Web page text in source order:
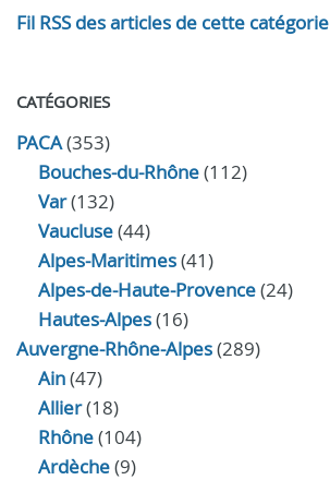
Fil RSS des articles de cette catégorie
CATÉGORIES
PACA(353)
Bouches-du-Rhône(112)
Var(132)
Vaucluse(44)
Alpes-Maritimes(41)
Alpes-de-Haute-Provence(24)
Hautes-Alpes(16)
Auvergne-Rhône-Alpes(289)
Ain(47)
Allier(18)
Rhône(104)
Ardèche(9)